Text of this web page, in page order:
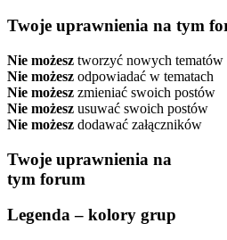
Twoje uprawnienia na tym
Nie możesz tworzyć nowych tematów
Nie możesz odpowiadać w tematach
Nie możesz zmieniać swoich postów
Nie możesz usuwać swoich postów
Nie możesz dodawać załączników
Twoje uprawnienia na
tym forum
Legenda – kolory grup